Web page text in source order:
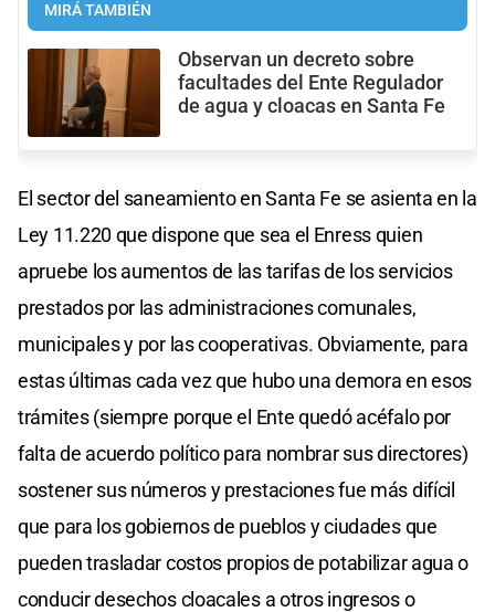
MIRÁ TAMBIÉN
Observan un decreto sobre
facultades del Ente Regulador
de agua y cloacas en Santa Fe
El sector del saneamiento en Santa Fe se asienta en la
Ley 11.220 que dispone que sea el Enress quien
apruebe los aumentos de las tarifas de los servicios
prestados por las administraciones comunales,
municipales y por las cooperativas. Obviamente, para
estas últimas cada vez que hubo una demora en esos
trámites (siempre porque el Ente quedó acéfalo por
falta de acuerdo político para nombrar sus directores)
sostener sus números y prestaciones fue más difícil
que para los gobiernos de pueblos y ciudades que
pueden trasladar costos propios de potabilizar agua o
conducir desechos cloacales a otros ingresos o